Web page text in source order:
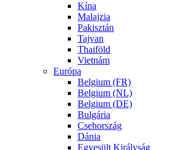
Kína
Malajzia
Pakisztán
Tajvan
Thaiföld
Vietnám
Európa
Belgium (FR)
Belgium (NL)
Belgium (DE)
Bulgária
Csehország
Dánia
Egyesült Királyság